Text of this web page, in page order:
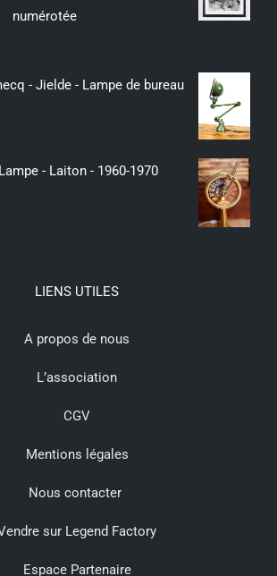
numérotée
- Jielde - Lampe de bureau
- Laiton - 1960-1970
LIENS UTILES
A propos de nous
L’association
CGV
Mentions légales
Nous contacter
sur Legend Factory
Espace Partenaire